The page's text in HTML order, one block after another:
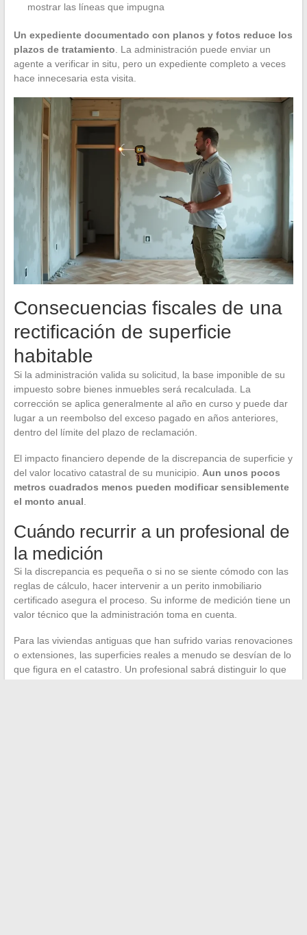
mostrar las líneas que impugna
Un expediente documentado con planos y fotos reduce los
plazos de tratamiento. La administración puede enviar un
agente a verificar in situ, pero un expediente completo a veces
hace innecesaria esta visita.
Consecuencias fiscales de una
rectificación de superficie
habitable
Si la administración valida su solicitud, la base imponible de su
impuesto sobre bienes inmuebles será recalculada. La
corrección se aplica generalmente al año en curso y puede dar
lugar a un reembolso del exceso pagado en años anteriores,
dentro del límite del plazo de reclamación.
El impacto financiero depende de la discrepancia de superficie y
del valor locativo catastral de su municipio. Aun unos pocos
metros cuadrados menos pueden modificar sensiblemente
el monto anual
Cuándo recurrir a un profesional de
la medición
Si la discrepancia es pequeña o si no se siente cómodo con las
reglas de cálculo, hacer intervenir a un perito inmobiliario
certificado asegura el proceso. Su informe de medición tiene un
valor técnico que la administración toma en cuenta.
Para las viviendas antiguas que han sufrido varias renovaciones
o extensiones, las superficies reales a menudo se desvían de lo
que figura en el catastro. Un profesional sabrá distinguir lo que